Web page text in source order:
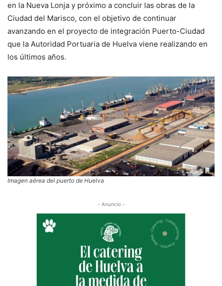
en la Nueva Lonja y próximo a concluir las obras de la
Ciudad del Marisco, con el objetivo de continuar
avanzando en el proyecto de integración Puerto-Ciudad
que la Autoridad Portuaria de Huelva viene realizando en
los últimos años.
Imagen aérea del puerto de Huelva
- Anuncio -